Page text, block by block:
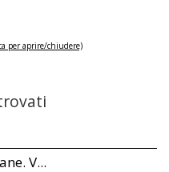
per aprire/chiudere)
V...